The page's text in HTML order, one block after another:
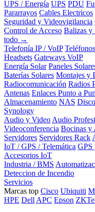
UPS / Energía UPS PDU
Pararrayos Cables Electricos
Seguridad y Videovigilancia
Control de Acceso Balizas y
todo →
Telefonía IP / VoIP
Headsets Gateways VoIP
Energía Solar Paneles
Baterías Solares Montajes y
Radiocomunicación Radios
Antenas Enlaces Punto a
Almacenamiento NAS
Synology
Audio y Video Audio
Videoconferencia Bocinas y
Servidores Servidores Rack
IoT / GPS / Telemática GPS
Accesorios IoT
Industria / BMS
Deteccion de Incendio
Servicios
Marcas top Cisco Ubiquiti
HPE Dell APC Epson